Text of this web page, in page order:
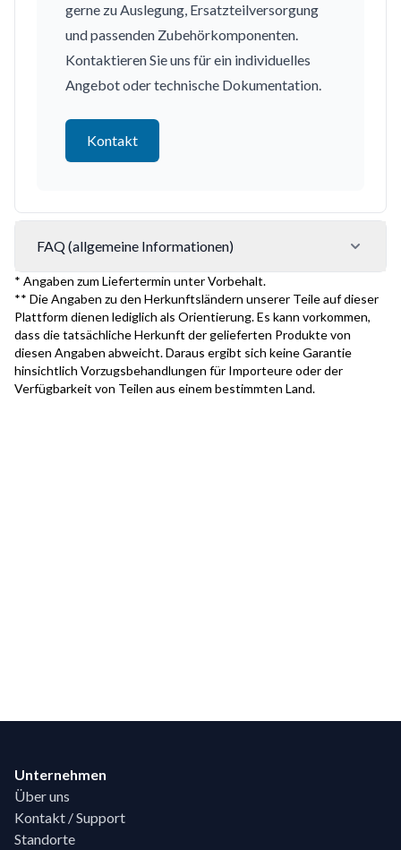
gerne zu Auslegung, Ersatzteilversorgung
und passenden Zubehörkomponenten.
Kontaktieren Sie uns für ein individuelles
Angebot oder technische Dokumentation.
Kontakt
FAQ (allgemeine Informationen)
* Angaben zum Liefertermin unter Vorbehalt.
** Die Angaben zu den Herkunftsländern unserer Teile auf dieser
Plattform dienen lediglich als Orientierung. Es kann vorkommen,
dass die tatsächliche Herkunft der gelieferten Produkte von
diesen Angaben abweicht. Daraus ergibt sich keine Garantie
hinsichtlich Vorzugsbehandlungen für Importeure oder der
Verfügbarkeit von Teilen aus einem bestimmten Land.
Unternehmen
Über uns
Kontakt / Support
Standorte